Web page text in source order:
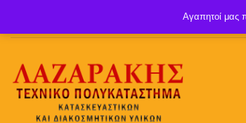
Αγαπητοί μας